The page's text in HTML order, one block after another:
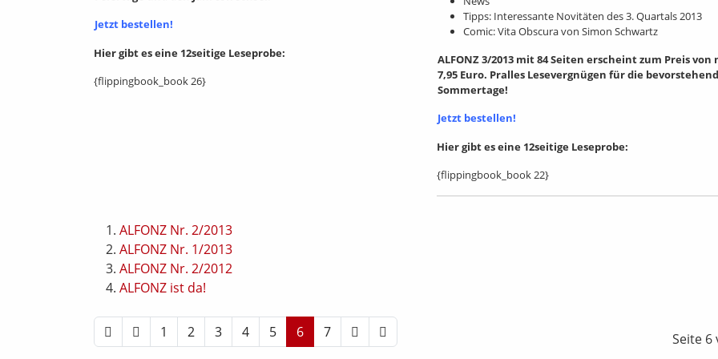
Jetzt bestellen!
Hier gibt es eine 12seitige Leseprobe:
{flippingbook_book 26}
Tipps: Interessante Novitäten des 3. Quartals 2013
Comic: Vita Obscura von Simon Schwartz
ALFONZ 3/2013 mit 84 Seiten erscheint zum Preis von
7,95 Euro. Pralles Lesevergnügen für die
Sommertage!
Jetzt bestellen!
Hier gibt es eine 12seitige Leseprobe:
{flippingbook_book 22}
ALFONZ Nr. 2/2013
ALFONZ Nr. 1/2013
ALFONZ Nr. 2/2012
ALFONZ ist da!
Seite 6
1 2 3 4 5 6 7